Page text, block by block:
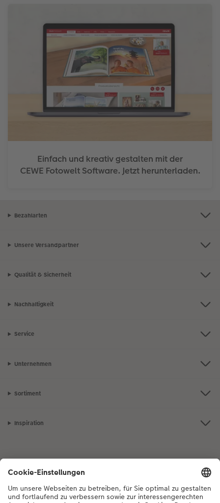
Einfach und kreativ gestalten mit der
CEWE Fotowelt Software. Jetzt herunterladen.
Bezahlarten
Unsere Versandpartner
Qualität & Sicherheit
Nachhaltigkeit
Service
Unternehmen
Sortiment
Inspiration